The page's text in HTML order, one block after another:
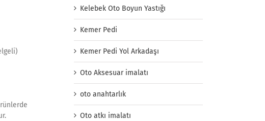
Kelebek Oto Boyun Yastığı
Kemer Pedi
Kemer Pedi Yol Arkadaşı
Oto Aksesuar imalatı
oto anahtarlık
Oto atkı imalatı